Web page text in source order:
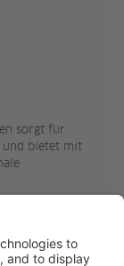
sorgt für
und bietet mit